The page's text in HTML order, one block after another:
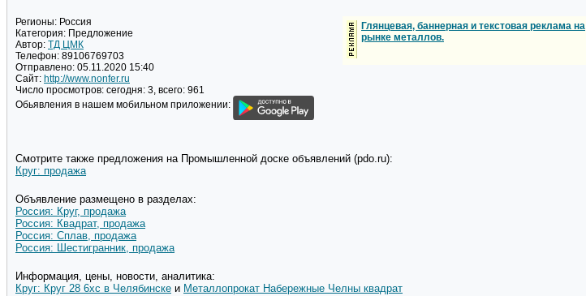
Регионы: Россия
Категория: Предложение
Автор: ТД ЦМК
Телефон: 89106769703
Отправлено: 05.11.2020 15:40
Сайт: http://www.nonfer.ru
Число просмотров: сегодня: 3, всего: 961
Обьявления в нашем мобильном приложении:
Глянцевая, баннерная и текстовая реклама на
рынке металлов.
Смотрите также предложения на Промышленной доске объявлений (pdo.ru):
Круг: продажа
Объявление размещено в разделах:
Россия: Круг, продажа
Россия: Квадрат, продажа
Россия: Сплав, продажа
Россия: Шестигранник, продажа
Информация, цены, новости, аналитика:
Круг: Круг 28 6хс в Челябинске и Металлопрокат Набережные Челны квадрат